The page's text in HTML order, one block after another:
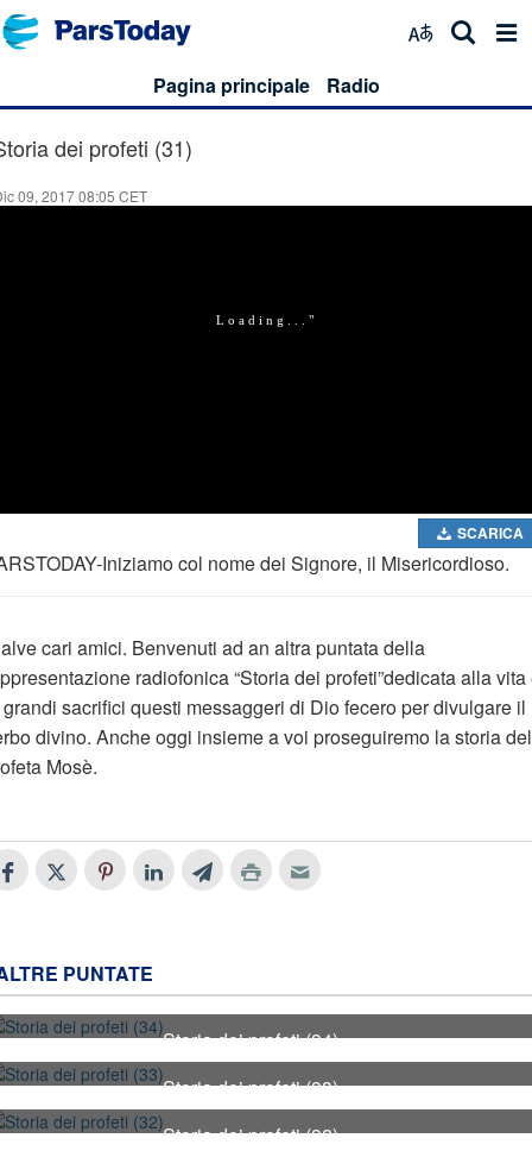
Pagina principale Radio
dei profeti (31)
09, 2017 08:05 CET
SCARICA
Iniziamo col nome dei Signore, il Misericordioso.
cari amici. Benvenuti ad an altra puntata della
radiofonica “Storia dei profeti”dedicata alla vita
sacrifici questi messaggeri di Dio fecero per divulgare il
divino. Anche oggi insieme a voi proseguiremo la storia del
Mosè.
PUNTATE
34 Storia dei profeti (34)
33 Storia dei profeti (33)
Storia dei profeti (32)